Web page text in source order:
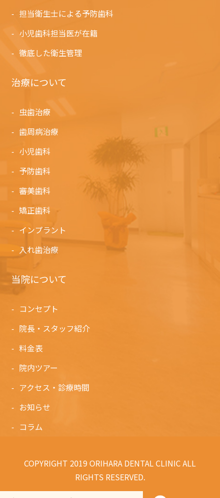
担当衛生士による予防歯科
小児歯科担当医が在籍
徹底した衛生管理
治療について
虫歯治療
歯周病治療
小児歯科
予防歯科
審美歯科
矯正歯科
インプラント
入れ歯治療
当院について
コンセプト
院長・スタッフ紹介
料金表
院内ツアー
アクセス・診療時間
お知らせ
コラム
COPYRIGHT 2019 ORIHARA DENTAL CLINIC ALL
RIGHTS RESERVED.